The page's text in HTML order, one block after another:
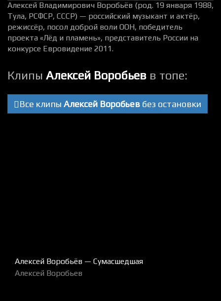
Алексей Владимирович Воробьёв (род. 19 января 1988,
Тула, РСФСР, СССР) — российский музыкант и актёр,
режиссёр, посол доброй воли ООН, победитель
проекта «Лёд и пламень», представитель России на
конкурсе Евровидение 2011.
Клипы Алексей Воробьев в топе:
Все клипы Алексей Воробьев без остановки
Алексей Воробьёв — Сумасшедшая
Алексей Воробьев